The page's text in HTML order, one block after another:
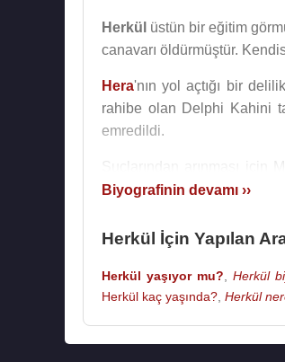
Herkül üstün bir eğitim
canavarı öldürmüştür.
Hera'nın yol açtığı bir
rahibe olan Delphi Kahini
emredildi.
Herkül’ün 12 görevi veya
üzerine cezalandırılır ve
özgürlüğüne kavuşur. Özgür
saldırır. Ölümlülere yakışır
Biyografinin devamı ››
Herkül İçin Yapılan
Herkül yaşıyor mu? Herkül
Herkül kaç yaşında? Herkül